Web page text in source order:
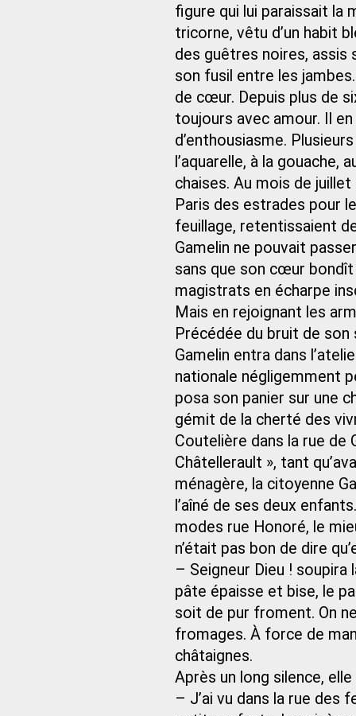
figure qui lui paraissait la
tricorne, vêtu d’un habit
des guêtres noires, assis
son fusil entre les
de cœur. Depuis plus de
toujours avec amour. Il
d’enthousiasme.
l’aquarelle, à la
chaises. Au mois de
Paris des estrades pour
feuillage, retentissaient
Gamelin ne pouvait
sans que son cœur
magistrats en écharpe
Mais en rejoignant les
Précédée du bruit de
Gamelin entra dans
nationale négligemment
posa son panier sur une
gémit de la cherté des
Coutelière dans la rue de
Châtellerault », tant
ménagère, la citoyenne
l’aîné de ses deux
modes rue Honoré, le
n’était pas bon de dire
– Seigneur Dieu !
pâte épaisse et bise, le
soit de pur froment. On
fromages. À force de
châtaignes.
Après un long silence,
– J’ai vu dans la rue des